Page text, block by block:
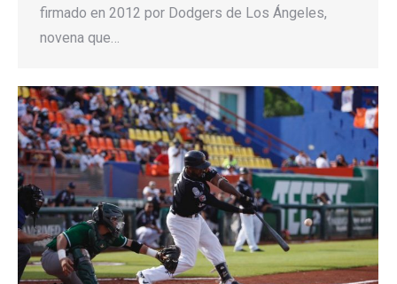
firmado en 2012 por Dodgers de Los Ángeles,
novena que…